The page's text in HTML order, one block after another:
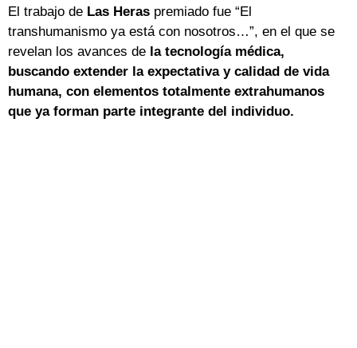
El trabajo de Las Heras premiado fue “El
transhumanismo ya está con nosotros…”, en el que se
revelan los avances de la tecnología médica,
buscando extender la expectativa y calidad de vida
humana, con elementos totalmente extrahumanos
que ya forman parte integrante del individuo.